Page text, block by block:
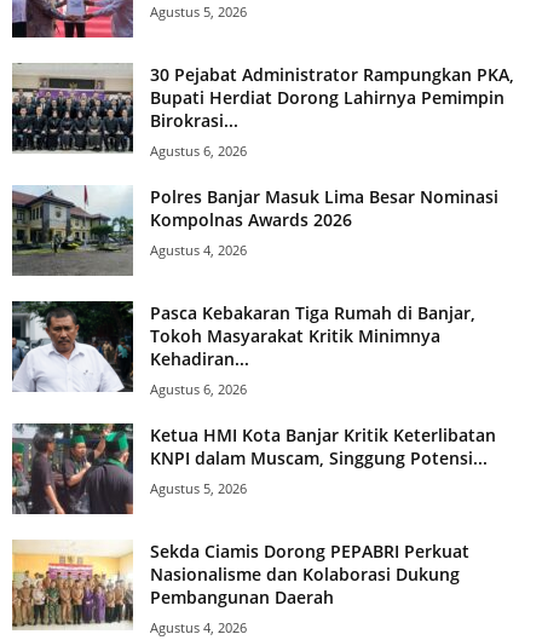
Agustus 5, 2026
30 Pejabat Administrator Rampungkan PKA,
Bupati Herdiat Dorong Lahirnya Pemimpin
Birokrasi...
Agustus 6, 2026
Polres Banjar Masuk Lima Besar Nominasi
Kompolnas Awards 2026
Agustus 4, 2026
Pasca Kebakaran Tiga Rumah di Banjar,
Tokoh Masyarakat Kritik Minimnya
Kehadiran...
Agustus 6, 2026
Ketua HMI Kota Banjar Kritik Keterlibatan
KNPI dalam Muscam, Singgung Potensi...
Agustus 5, 2026
Sekda Ciamis Dorong PEPABRI Perkuat
Nasionalisme dan Kolaborasi Dukung
Pembangunan Daerah
Agustus 4, 2026